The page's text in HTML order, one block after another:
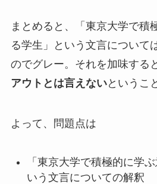
まとめると、「東京大学で積
る学生」という文言について
のでグレー。それを加味する
アウトとは言えないというこ
よって、問題点は
「東京大学で積極的に学
いう文言についての解釈